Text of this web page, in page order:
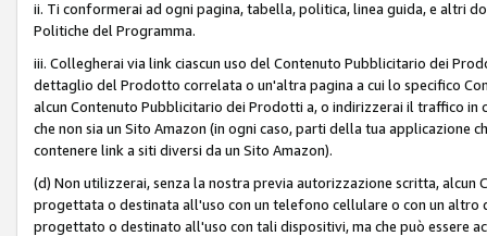
ii. Ti conformerai ad ogni pagina, tabella, politica, linea guida, e altri
Politiche del Programma.
iii. Collegherai via link ciascun uso del Contenuto Pubblicitario dei
dettaglio del Prodotto correlata o un'altra pagina a cui lo specifico
alcun Contenuto Pubblicitario dei Prodotti a, o indirizzerai il traffico in
che non sia un Sito Amazon (in ogni caso, parti della tua
contenere link a siti diversi da un Sito Amazon).
(d) Non utilizzerai, senza la nostra previa autorizzazione scritta,
progettata o destinata all'uso con un telefono cellulare o con un
progettato o destinato all'uso con tali dispositivi, ma che può essere